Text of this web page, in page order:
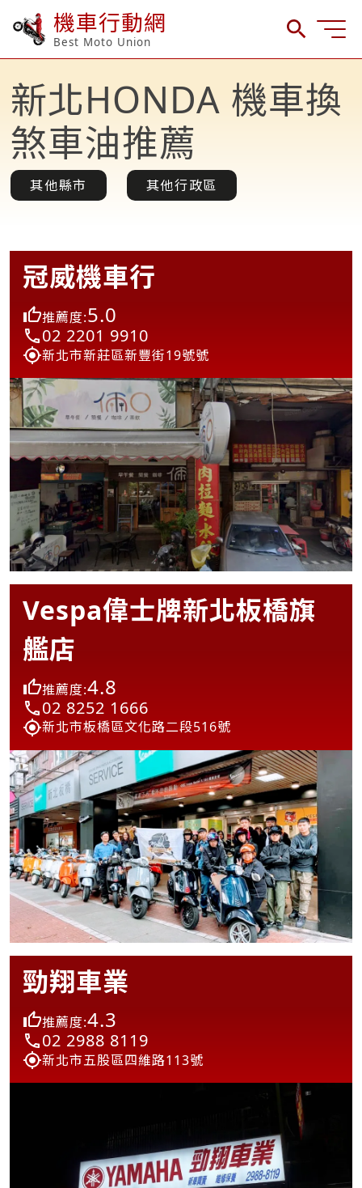
機車行動網
Best Moto Union
新北HONDA 機車換
煞車油推薦
其他縣市 其他行政區
冠威機車行
推薦度:5.0
02 2201 9910
新北市新莊區新豐街19號號
Vespa偉士牌新北板橋旗
艦店
推薦度:4.8
02 8252 1666
新北市板橋區文化路二段516號
勁翔車業
推薦度:4.3
02 2988 8119
新北市五股區四維路113號